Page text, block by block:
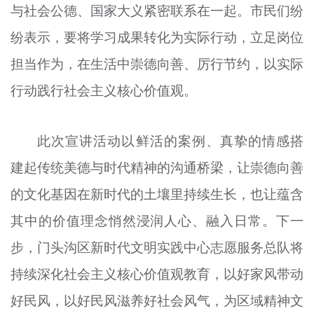
与社会公德、国家大义紧密联系在一起。市民们纷
纷表示，要将学习成果转化为实际行动，立足岗位
担当作为，在生活中崇德向善、厉行节约，以实际
行动践行社会主义核心价值观。
此次宣讲活动以鲜活的案例、真挚的情感搭
建起传统美德与时代精神的沟通桥梁，让崇德向善
的文化基因在新时代的土壤里持续生长，也让蕴含
其中的价值理念悄然浸润人心、融入日常。下一
步，门头沟区新时代文明实践中心志愿服务总队将
持续深化社会主义核心价值观教育，以好家风带动
好民风，以好民风滋养好社会风气，为区域精神文